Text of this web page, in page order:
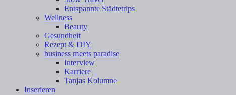
Entspannte Städtetrips
Wellness
Beauty
Gesundheit
Rezept & DIY
business meets paradise
Interview
Karriere
Tanjas Kolumne
Inserieren